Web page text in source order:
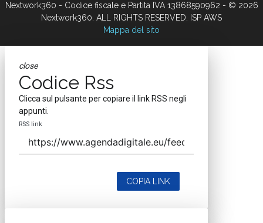
Nextwork360 - Codice fiscale e Partita IVA 13868590962 - © 2026
Nextwork360. ALL RIGHTS RESERVED. ISP AWS
Mappa del sito
close
Codice Rss
Clicca sul pulsante per copiare il link RSS negli
appunti.
RSS link
COPIA LINK